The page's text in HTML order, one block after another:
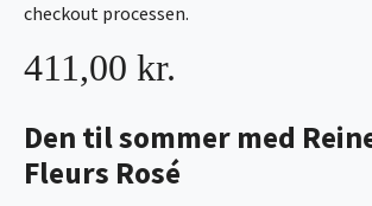
Den til sommer med
Fleurs Rosé
411,00 kr.
checkout processen.